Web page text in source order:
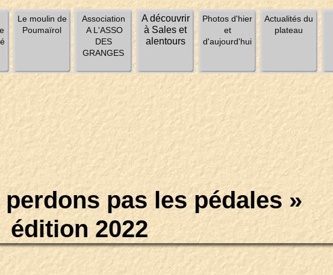
Le moulin de
Poumaïrol
Association
A L'ASSO
DES
GRANGES
A découvrir
à Sales et
alentours
Photos d'hier
et
d'aujourd'hui
Actualités du
plateau
pas les pédales »
édition 2022